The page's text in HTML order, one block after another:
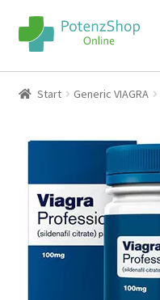
Home
Blog
Sitemap
Start Generic VIAGRA